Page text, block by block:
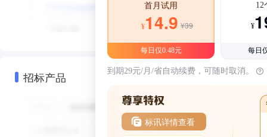
招标产品
首月试用
¥14.9 ¥39
每日仅0.48元
12
¥
每日
到期29元/月/省自动续费，可随时取消。
标讯详情查看